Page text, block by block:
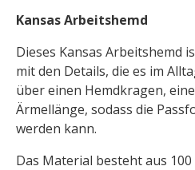
Kansas Arbeitshemd
Dieses Kansas Arbeitshemd
mit den Details, die es im
über einen Hemdkragen,
Ärmellänge, sodass die
werden kann.
Das Material besteht aus